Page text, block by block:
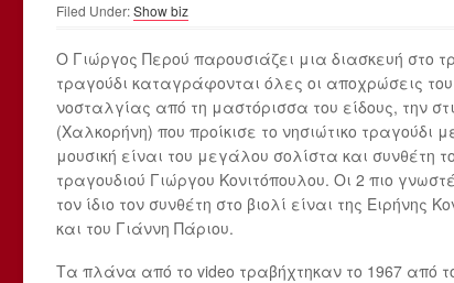
Filed Under:Show biz
Ο Γιώργος Περού παρουσιάζει μια διασκευή στο
τραγούδι καταγράφονται όλες οι αποχρώσεις
νοσταλγίας από τη μαστόρισσα του είδους, την
(Χαλκορήνη) που προίκισε το νησιώτικο τραγούδι
μουσική είναι του μεγάλου σολίστα και συνθέτη
τραγουδιού Γιώργου Κονιτόπουλου. Οι 2 πιο
τον ίδιο τον συνθέτη στο βιολί είναι της Ειρήνης
και του Γιάννη Πάριου.
Τα πλάνα από το video τραβήχτηκαν το 1967 από